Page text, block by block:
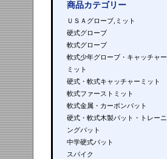
商品カテゴリー
ＵＳＡグローブ,ミット
硬式グローブ
軟式グローブ
軟式少年グローブ・キャッチャー
ミット
硬式・軟式キャッチャーミット
軟式ファーストミット
軟式金属・カーボンバット
硬式・軟式木製バット・トレーニ
ングバット
中学硬式バット
スパイク